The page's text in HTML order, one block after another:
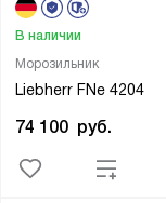
Морозильник
Liebherr FNe 4204
В наличии
74 100 руб.